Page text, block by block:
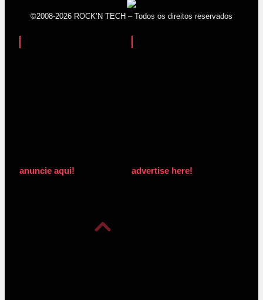
©2008-2026 ROCK’N TECH – Todos os direitos reservados
anuncie aqui! advertise here!